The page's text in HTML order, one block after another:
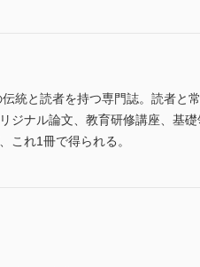
統と読者を持つ専門誌。読者
ジナル論文、教育研修講座、基
これ1冊で得られる。